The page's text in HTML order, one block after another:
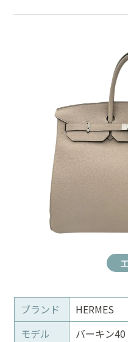
ブランド
HERMES
モデル
バーキン40